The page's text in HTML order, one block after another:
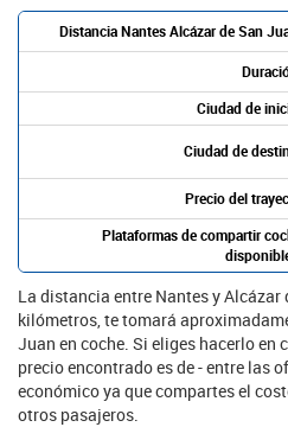
Distancia Nantes Alcázar de San
Ciudad de
Ciudad de
Precio del
Plataformas de compartir
La distancia entre Nantes y Alcázar
kilómetros, te tomará
Juan en coche. Si eliges hacerlo en
precio encontrado es de - entre las
económico ya que compartes el
otros pasajeros.